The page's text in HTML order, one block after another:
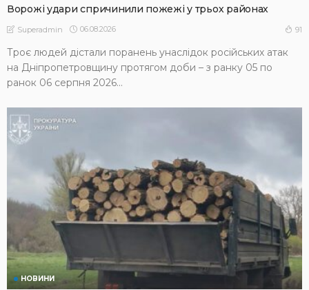
Ворожі удари спричинили пожежі у трьох районах
Superadmin 06.08.2026 91
Троє людей дістали поранень унаслідок російських атак
на Дніпропетровщину протягом доби – з ранку 05 по
ранок 06 серпня 2026...
НОВИНИ